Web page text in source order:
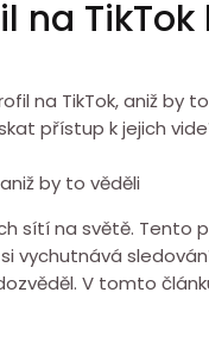
na
na TikTok, aniž by
přístup k jejich
by to věděli
sítí na světě.
vychutnává
V tomto